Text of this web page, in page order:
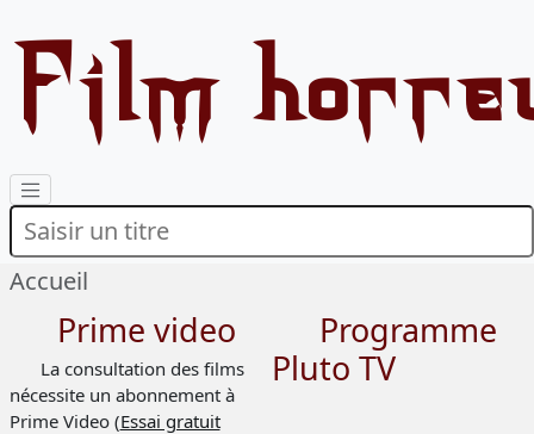
Film
Accueil
Prime video
La consultation des films
nécessite un abonnement à
Prime Video (Essai gratuit
Programme
Pluto TV